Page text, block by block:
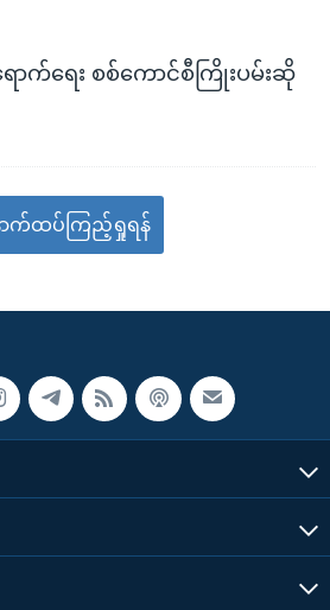
ောက်ရေး စစ်ကောင်စီကြိုးပမ်းဆို
ာက်ထပ်ကြည့်ရှုရန်